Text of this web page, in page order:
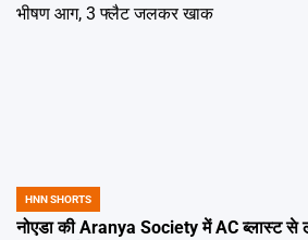
POSTED
IN
HNN SHORTS
नोएडा की Aranya Society में AC ब्लास्ट से